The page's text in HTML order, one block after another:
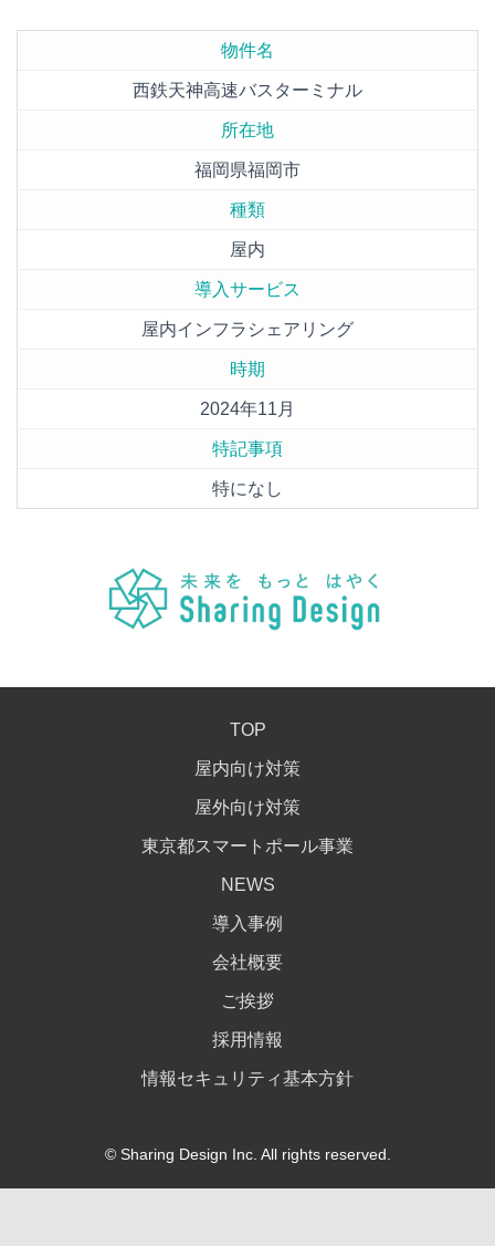
物件名
西鉄天神高速バスターミナル
所在地
福岡県福岡市
種類
屋内
導入サービス
屋内インフラシェアリング
時期
2024年11月
特記事項
特になし
TOP
屋内向け対策
屋外向け対策
東京都スマートポール事業
NEWS
導入事例
会社概要
ご挨拶
採用情報
情報セキュリティ基本方針
© Sharing Design Inc. All rights reserved.